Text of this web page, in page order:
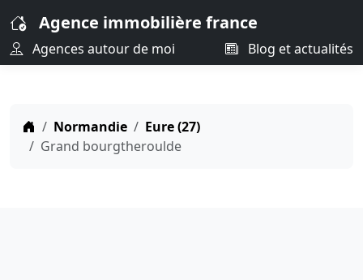
Agence immobilière france
Agences autour de moi Blog et actualités
Normandie
Eure (27)
Grand bourgtheroulde